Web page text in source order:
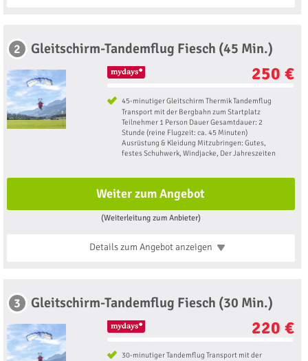
2 Gleitschirm-Tandemflug Fiesch (45 Min.)
250 €
45-minutiger Gleitschirm Thermik Tandemflug
Transport mit der Bergbahn zum Startplatz
Teilnehmer 1 Person Dauer Gesamtdauer: 2
Stunde (reine Flugzeit: ca. 45 Minuten)
Ausrüstung & Kleidung Mitzubringen: Gutes,
festes Schuhwerk, Windjacke, Der Jahreszeiten
Weiter zum Angebot
(Weiterleitung zum Anbieter)
Details zum Angebotanzeigen
3 Gleitschirm-Tandemflug Fiesch (30 Min.)
220 €
30-minutiger Tandemflug Transport mit der